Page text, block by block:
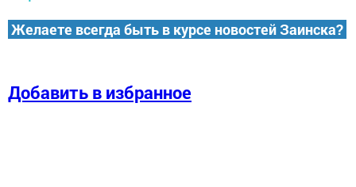
Желаете всегда быть в курсе новостей Заинска?
Добавить в избранное